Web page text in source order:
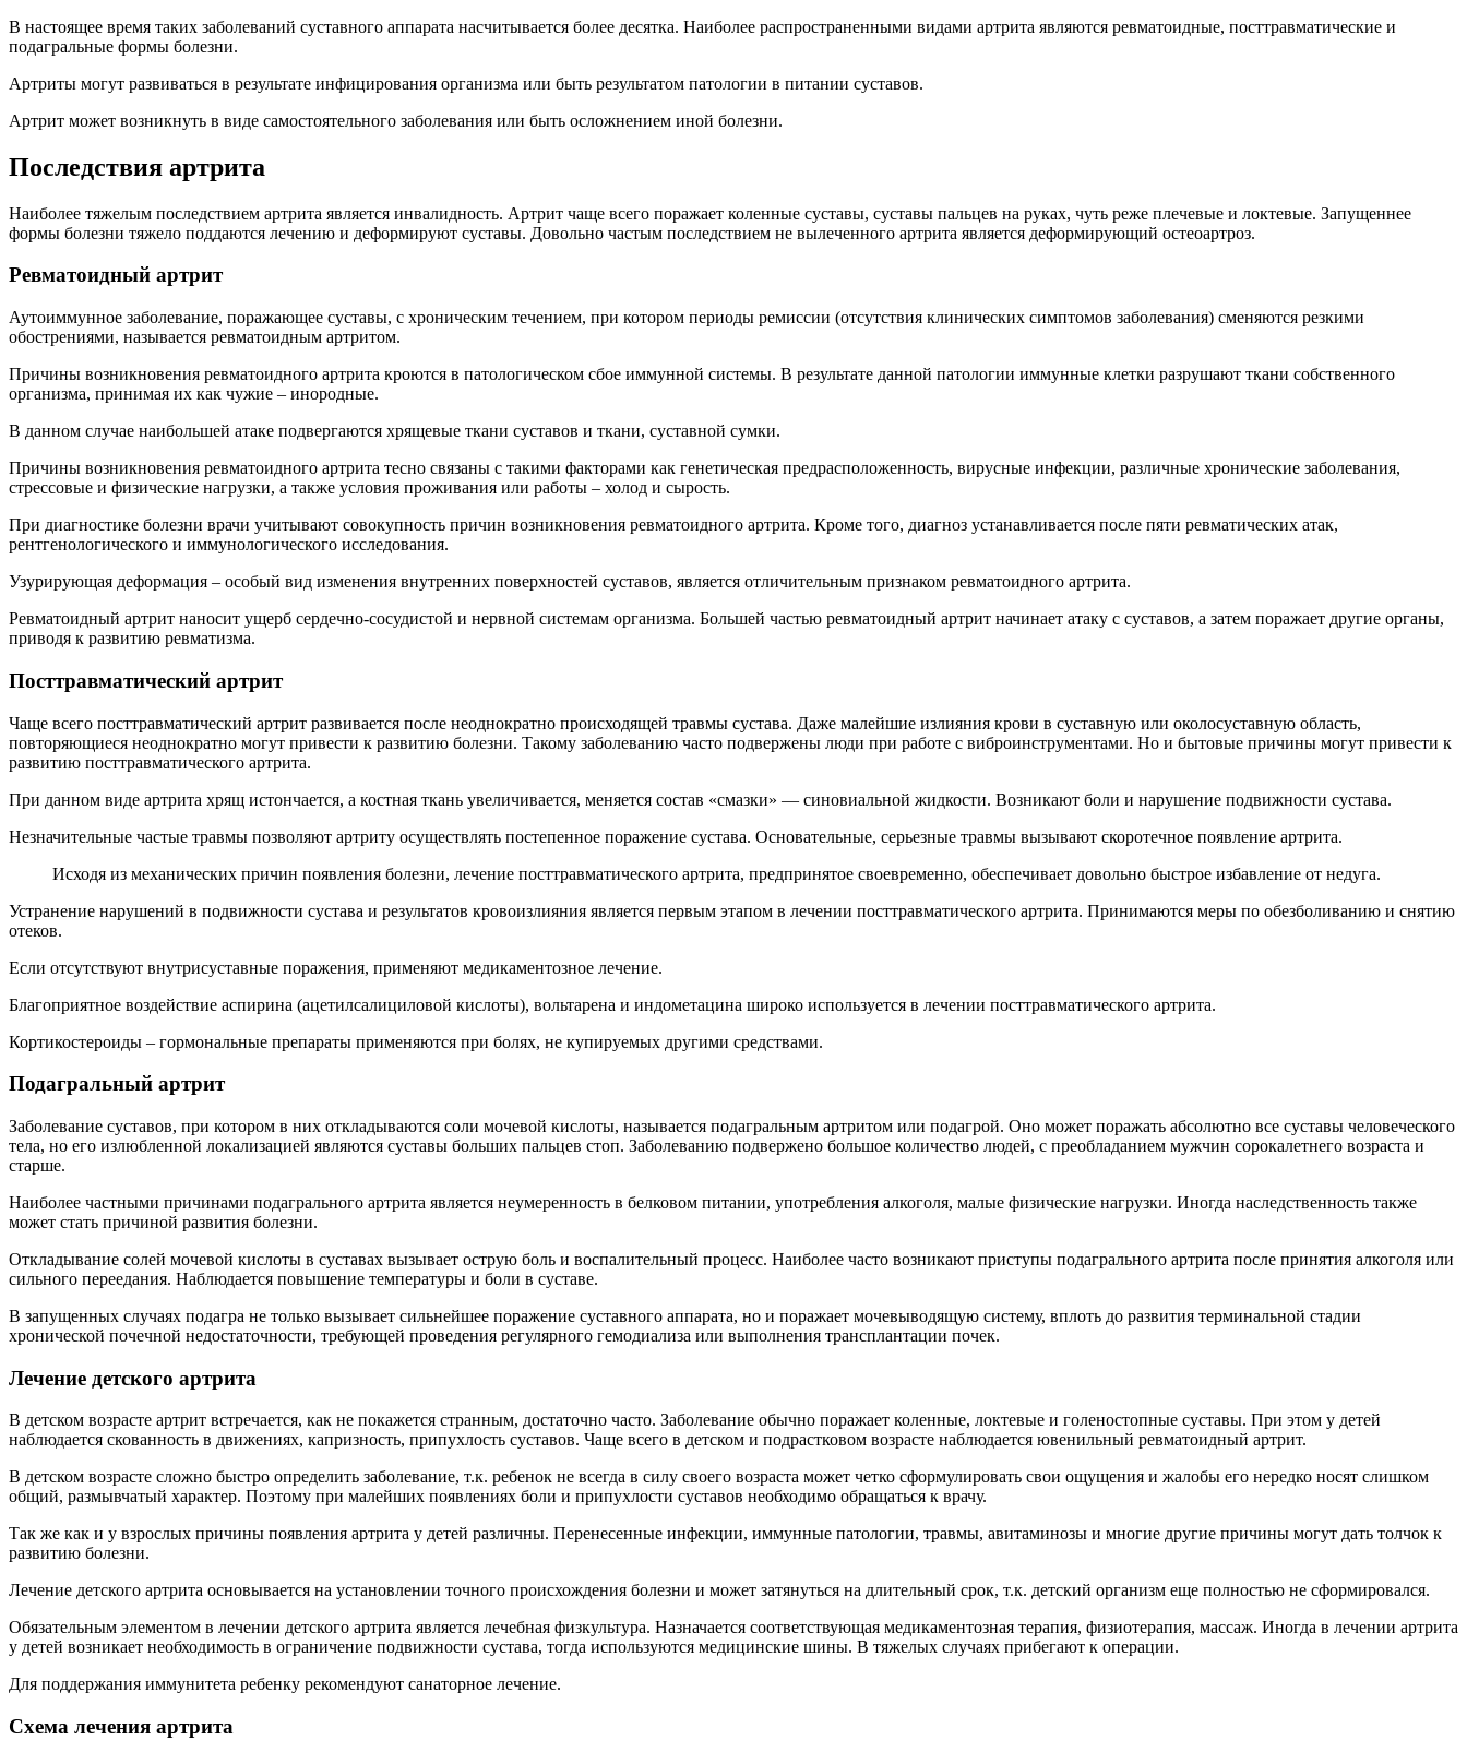
В настоящее время таких заболеваний суставного аппарата насчитывается более десятка. Наиболее распространенными видами артрита являются ревматоидные, посттравматические и
подагральные формы болезни.
Артриты могут развиваться в результате инфицирования организма или быть результатом патологии в питании суставов.
Артрит может возникнуть в виде самостоятельного заболевания или быть осложнением иной болезни.
Последствия артрита
Наиболее тяжелым последствием артрита является инвалидность. Артрит чаще всего поражает коленные суставы, суставы пальцев на руках, чуть реже плечевые и локтевые. Запущеннее
формы болезни тяжело поддаются лечению и деформируют суставы. Довольно частым последствием не вылеченного артрита является деформирующий остеоартроз.
Ревматоидный артрит
Аутоиммунное заболевание, поражающее суставы, с хроническим течением, при котором периоды ремиссии (отсутствия клинических симптомов заболевания) сменяются резкими
обострениями, называется ревматоидным артритом.
Причины возникновения ревматоидного артрита кроются в патологическом сбое иммунной системы. В результате данной патологии иммунные клетки разрушают ткани собственного
организма, принимая их как чужие – инородные.
В данном случае наибольшей атаке подвергаются хрящевые ткани суставов и ткани, суставной сумки.
Причины возникновения ревматоидного артрита тесно связаны с такими факторами как генетическая предрасположенность, вирусные инфекции, различные хронические заболевания,
стрессовые и физические нагрузки, а также условия проживания или работы – холод и сырость.
При диагностике болезни врачи учитывают совокупность причин возникновения ревматоидного артрита. Кроме того, диагноз устанавливается после пяти ревматических атак,
рентгенологического и иммунологического исследования.
Узурирующая деформация – особый вид изменения внутренних поверхностей суставов, является отличительным признаком ревматоидного артрита.
Ревматоидный артрит наносит ущерб сердечно-сосудистой и нервной системам организма. Большей частью ревматоидный артрит начинает атаку с суставов, а затем поражает другие органы,
приводя к развитию ревматизма.
Посттравматический артрит
Чаще всего посттравматический артрит развивается после неоднократно происходящей травмы сустава. Даже малейшие излияния крови в суставную или околосуставную область,
повторяющиеся неоднократно могут привести к развитию болезни. Такому заболеванию часто подвержены люди при работе с виброинструментами. Но и бытовые причины могут привести к
развитию посттравматического артрита.
При данном виде артрита хрящ истончается, а костная ткань увеличивается, меняется состав «смазки» — синовиальной жидкости. Возникают боли и нарушение подвижности сустава.
Незначительные частые травмы позволяют артриту осуществлять постепенное поражение сустава. Основательные, серьезные травмы вызывают скоротечное появление артрита.
Исходя из механических причин появления болезни, лечение посттравматического артрита, предпринятое своевременно, обеспечивает довольно быстрое избавление от недуга.
Устранение нарушений в подвижности сустава и результатов кровоизлияния является первым этапом в лечении посттравматического артрита. Принимаются меры по обезболиванию и снятию
отеков.
Если отсутствуют внутрисуставные поражения, применяют медикаментозное лечение.
Благоприятное воздействие аспирина (ацетилсалициловой кислоты), вольтарена и индометацина широко используется в лечении посттравматического артрита.
Кортикостероиды – гормональные препараты применяются при болях, не купируемых другими средствами.
Подагральный артрит
Заболевание суставов, при котором в них откладываются соли мочевой кислоты, называется подагральным артритом или подагрой. Оно может поражать абсолютно все суставы человеческого
тела, но его излюбленной локализацией являются суставы больших пальцев стоп. Заболеванию подвержено большое количество людей, с преобладанием мужчин сорокалетнего возраста и
старше.
Наиболее частными причинами подагрального артрита является неумеренность в белковом питании, употребления алкоголя, малые физические нагрузки. Иногда наследственность также
может стать причиной развития болезни.
Откладывание солей мочевой кислоты в суставах вызывает острую боль и воспалительный процесс. Наиболее часто возникают приступы подагрального артрита после принятия алкоголя или
сильного переедания. Наблюдается повышение температуры и боли в суставе.
В запущенных случаях подагра не только вызывает сильнейшее поражение суставного аппарата, но и поражает мочевыводящую систему, вплоть до развития терминальной стадии
хронической почечной недостаточности, требующей проведения регулярного гемодиализа или выполнения трансплантации почек.
Лечение детского артрита
В детском возрасте артрит встречается, как не покажется странным, достаточно часто. Заболевание обычно поражает коленные, локтевые и голеностопные суставы. При этом у детей
наблюдается скованность в движениях, капризность, припухлость суставов. Чаще всего в детском и подрастковом возрасте наблюдается ювенильный ревматоидный артрит.
В детском возрасте сложно быстро определить заболевание, т.к. ребенок не всегда в силу своего возраста может четко сформулировать свои ощущения и жалобы его нередко носят слишком
общий, размывчатый характер. Поэтому при малейших появлениях боли и припухлости суставов необходимо обращаться к врачу.
Так же как и у взрослых причины появления артрита у детей различны. Перенесенные инфекции, иммунные патологии, травмы, авитаминозы и многие другие причины могут дать толчок к
развитию болезни.
Лечение детского артрита основывается на установлении точного происхождения болезни и может затянуться на длительный срок, т.к. детский организм еще полностью не сформировался.
Обязательным элементом в лечении детского артрита является лечебная физкультура. Назначается соответствующая медикаментозная терапия, физиотерапия, массаж. Иногда в лечении артрита
у детей возникает необходимость в ограничение подвижности сустава, тогда используются медицинские шины. В тяжелых случаях прибегают к операции.
Для поддержания иммунитета ребенку рекомендуют санаторное лечение.
Схема лечения артрита